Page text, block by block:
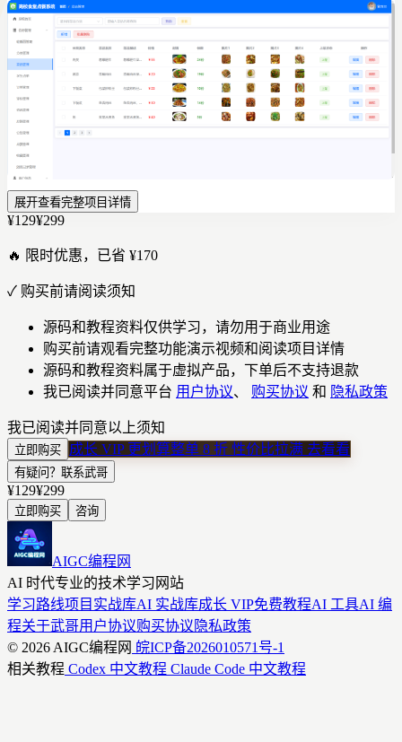
展开查看完整项目详情
¥129¥299
🔥 限时优惠，已省 ¥170
✓ 购买前请阅读须知
源码和教程资料仅供学习，请勿用于商业用途
购买前请观看完整功能演示视频和阅读项目详情
源码和教程资料属于虚拟产品，下单后不支持退款
我已阅读并同意平台 用户协议、 购买协议 和 隐私政策
我已阅读并同意以上须知
立即购买 成长 VIP 更划算整单 8 折 性价比拉满 去看看
有疑问？联系武哥
¥129¥299
立即购买 咨询
AIGC编程网
AI 时代专业的技术学习网站
学习路线项目实战库AI 实战库成长 VIP免费教程AI 工具AI 编
程关于武哥用户协议购买协议 隐私政策
© 2026 AIGC编程网 皖ICP备2026010571号-1
相关教程 Codex 中文教程 Claude Code 中文教程